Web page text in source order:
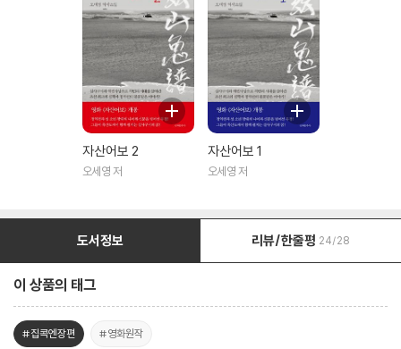
자산어보 2
오세영 저
자산어보 1
오세영 저
도서정보 리뷰/한줄평 24/28
이 상품의 태그
#집콕엔장편 #영화원작